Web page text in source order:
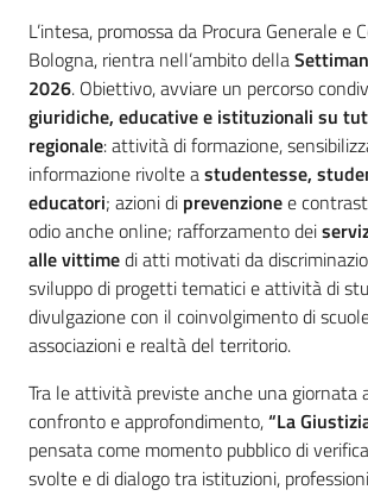
L’intesa, promossa da Procura Generale e
Bologna, rientra nell’ambito della
2026. Obiettivo, avviare un percorso
giuridiche, educative e istituzionali su
regionale: attività di formazione,
informazione rivolte astudentesse,
educatori; azioni di prevenzionee
odio anche online; rafforzamento dei
alle vittimedi atti motivati da
sviluppo di progetti tematici e attività di
divulgazione con il coinvolgimento di
associazioni e realtà del territorio.
Tra le attività previste anche una giornata
confronto e approfondimento,“La
pensata come momento pubblico di
svolte e di dialogo tra istituzioni,